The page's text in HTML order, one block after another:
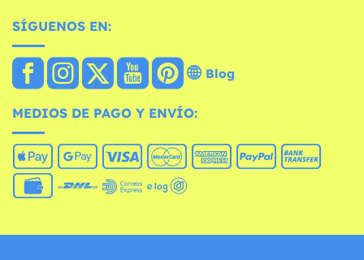
SÍGUENOS EN:
Blog
MEDIOS DE PAGO Y ENVÍO: